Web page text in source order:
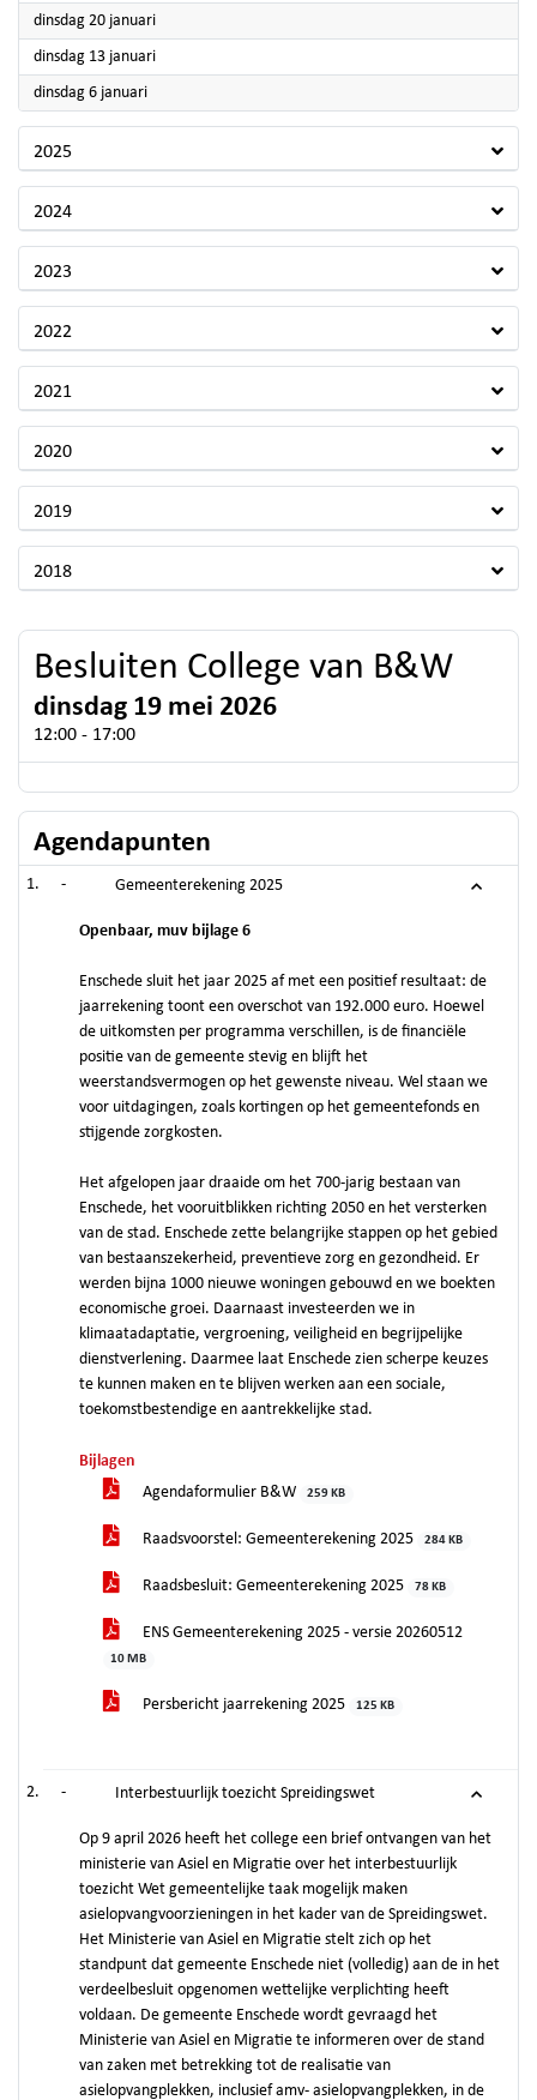
dinsdag 20 januari2026
dinsdag 13 januari2026
dinsdag 6 januari2026
2025
2024
2023
2022
2021
2020
2019
2018
Besluiten College van B&W
dinsdag 19 mei 2026
12:00 - 17:00
Agendapunten
- Gemeenterekening 2025
Openbaar, muv bijlage 6
Enschede sluit het jaar 2025 af met een positief resultaat: de
jaarrekening toont een overschot van 192.000 euro. Hoewel
de uitkomsten per programma verschillen, is de financiële
positie van de gemeente stevig en blijft het
weerstandsvermogen op het gewenste niveau. Wel staan we
voor uitdagingen, zoals kortingen op het gemeentefonds en
stijgende zorgkosten.
Het afgelopen jaar draaide om het 700‑jarig bestaan van
Enschede, het vooruitblikken richting 2050 en het versterken
van de stad. Enschede zette belangrijke stappen op het gebied
van bestaanszekerheid, preventieve zorg en gezondheid. Er
werden bijna 1000 nieuwe woningen gebouwd en we boekten
economische groei. Daarnaast investeerden we in
klimaatadaptatie, vergroening, veiligheid en begrijpelijke
dienstverlening. Daarmee laat Enschede zien scherpe keuzes
te kunnen maken en te blijven werken aan een sociale,
toekomstbestendige en aantrekkelijke stad.
Bijlagen
Agendaformulier B&W
259 KB
Raadsvoorstel: Gemeenterekening 2025 284 KB
Raadsbesluit: Gemeenterekening 2025 78 KB
ENS Gemeenterekening 2025 - versie 20260512
10 MB
Persbericht jaarrekening 2025 125 KB
- Interbestuurlijk toezicht Spreidingswet
Op 9 april 2026 heeft het college een brief ontvangen van het
ministerie van Asiel en Migratie over het interbestuurlijk
toezicht Wet gemeentelijke taak mogelijk maken
asielopvangvoorzieningen in het kader van de Spreidingswet.
Het Ministerie van Asiel en Migratie stelt zich op het
standpunt dat gemeente Enschede niet (volledig) aan de in het
verdeelbesluit opgenomen wettelijke verplichting heeft
voldaan. De gemeente Enschede wordt gevraagd het
Ministerie van Asiel en Migratie te informeren over de stand
van zaken met betrekking tot de realisatie van
asielopvangplekken, inclusief amv- asielopvangplekken, in de